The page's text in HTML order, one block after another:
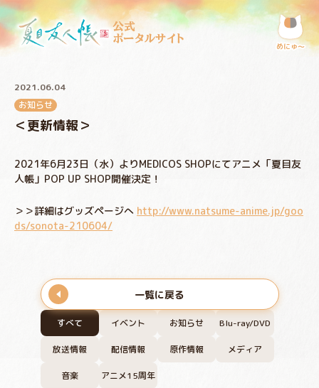
公式
ポータルサイト
めにゅ〜
すべて イベント お知らせ Blu-ray/DVD
放送情報 配信情報 原作情報 メディア
音楽 アニメ15周年
2021.06.04
お知らせ
＜更新情報＞
2021年6月23日（水）よりMEDICOS SHOPにてアニメ「夏目友
人帳」POP UP SHOP開催決定！
＞＞詳細はグッズページへ http://www.natsume-anime.jp/goo
ds/sonota-210604/
一覧に戻る